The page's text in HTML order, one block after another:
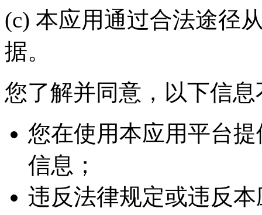
(c) 本应用通过合法途径
据。
您了解并同意，以下信
您在使用本应用平台
信息；
违反法律规定或违反